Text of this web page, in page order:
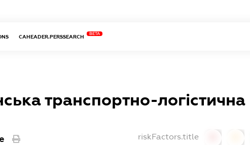
CAHEADER.PERSSEARCH
BETA
транспортно-
riskFactors.title